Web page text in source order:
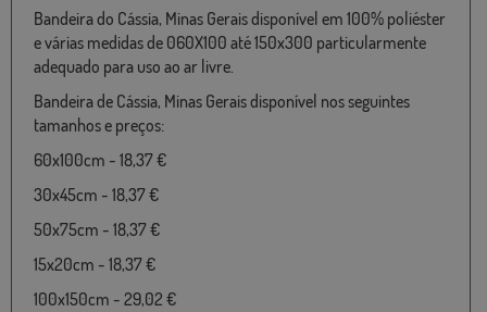
Bandeira do Cássia, Minas Gerais disponível em 100% poliéster
e várias medidas de 060X100 até 150x300 particularmente
adequado para uso ao ar livre.
Bandeira de Cássia, Minas Gerais disponível nos seguintes
tamanhos e preços:
60x100cm - 18,37 €
30x45cm - 18,37 €
50x75cm - 18,37 €
15x20cm - 18,37 €
100x150cm - 29,02 €